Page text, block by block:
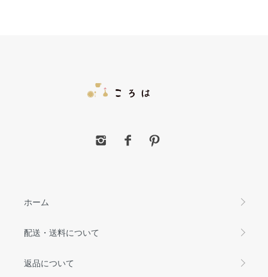
ホーム
配送・送料について
返品について